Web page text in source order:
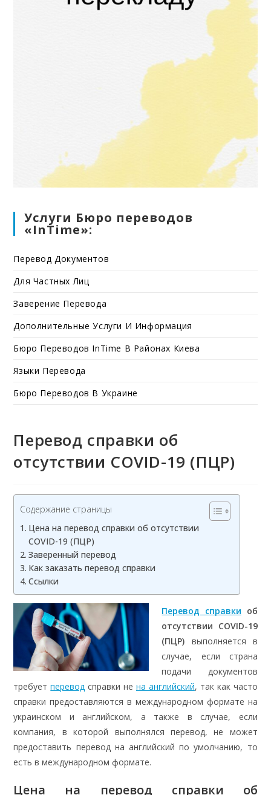
Услуги Бюро переводов
«InTime»:
Перевод Документов
Для Частных Лиц
Заверение Перевода
Дополнительные Услуги И Информация
Бюро Переводов InTime В Районах Киева
Языки Перевода
Бюро Переводов В Украине
Перевод справки об
отсутствии COVID-19 (ПЦР)
Содержание страницы
Цена на перевод справки об отсутствии
COVID-19 (ПЦР)
Заверенный перевод
Как заказать перевод справки
Ссылки
Перевод справки об
отсутствии COVID-19
(ПЦР) выполняется в
случае, если страна
подачи документов
требуетперевод справки нена английский, так как часто
справки предоставляются в международном формате на
украинском и английском, а также в случае, если
компания, в которой выполнялся перевод, не может
предоставить перевод на английский по умолчанию, то
есть в международном формате.
Цена на перевод справки об